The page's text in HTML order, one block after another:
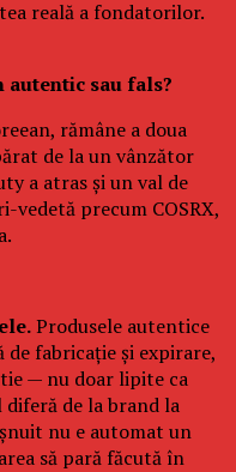
reală a fondatorilor.
autentic sau fals?
rămâne a doua
de la un vânzător
a atras și un val de
precum COSRX,
Produsele autentice
fabricație și expirare,
— nu doar lipite ca
de la brand la
nu e automat un
să pară făcută în